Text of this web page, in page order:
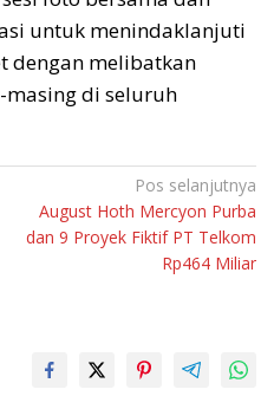
untuk menindaklanjuti
dengan melibatkan
masing di seluruh
Pos selanjutnya
August Hoth Mercyon Purba
dan 9 Proyek Fiktif PT Telkom
Rp464 Miliar